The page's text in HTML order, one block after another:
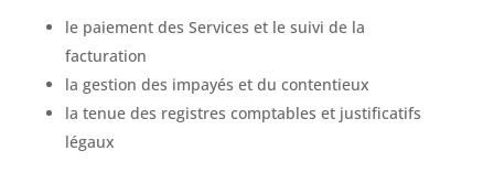
le paiement des Services et le suivi de la
facturation
la gestion des impayés et du contentieux
la tenue des registres comptables et justificatifs
légaux